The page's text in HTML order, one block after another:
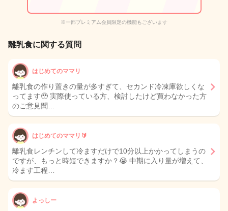
※一部プレミアム会員限定の機能もございます
離乳食に関する質問
はじめてのママリ
離乳食の作り置きの量が多すぎて、セカンド冷凍庫欲しくな
ってます🥹 実際使っている方、検討したけど買わなかった方
のご意見聞…
はじめてのママリ🔰
離乳食レンチンして冷ますだけで10分以上かかってしまうの
ですが、もっと時短できますか？😭 中期に入り量が増えて、
冷ます工程…
よっしー